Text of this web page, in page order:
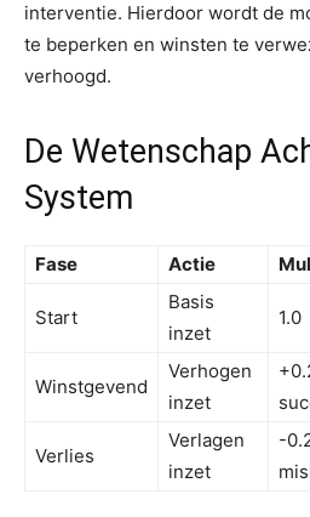
interventie. Hierdoor wordt de
te beperken en winsten te
verhoogd.
De Wetenschap
System
Fase Actie
Start
Basis
inzet
1.0
Winstgevend
Verhogen
inzet
Verlies
Verlagen
inzet
-